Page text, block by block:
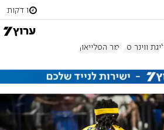
1 דקות
ליגת ווינר סל גמר הפלייאוף